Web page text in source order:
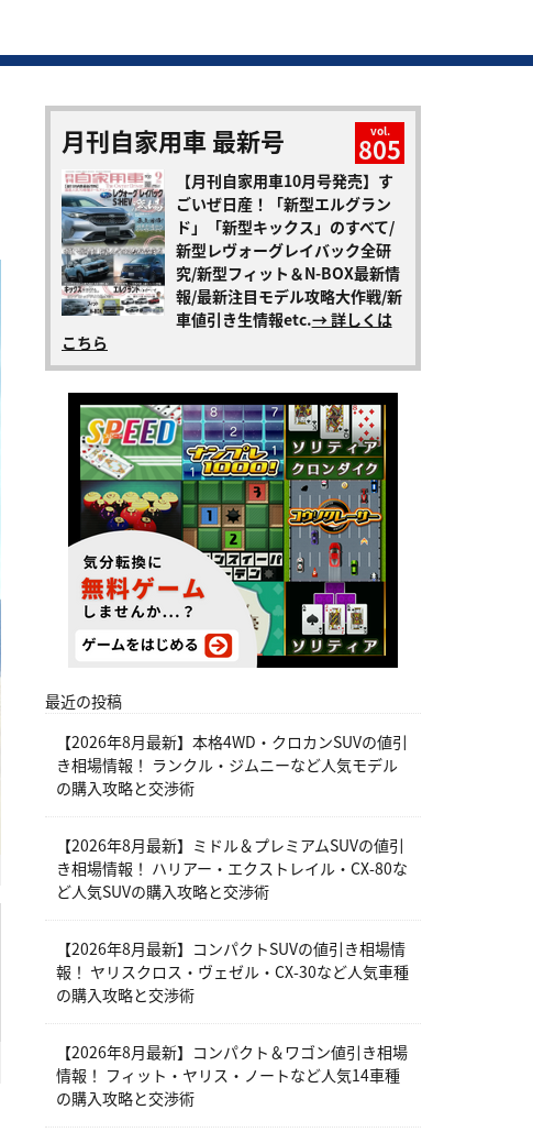
月刊自家用車 最新号 vol.
805
【月刊自家用車10月号発売】す
ごいぜ日産！「新型エルグラン
ド」「新型キックス」のすべて/
新型レヴォーグレイバック全研
究/新型フィット＆N-BOX最新情
報/最新注目モデル攻略大作戦/新
車値引き生情報etc.→ 詳しくは
こちら
最近の投稿
【2026年8月最新】本格4WD・クロカンSUVの値引
き相場情報！ ランクル・ジムニーなど人気モデル
の購入攻略と交渉術
【2026年8月最新】ミドル＆プレミアムSUVの値引
き相場情報！ ハリアー・エクストレイル・CX-80な
ど人気SUVの購入攻略と交渉術
【2026年8月最新】コンパクトSUVの値引き相場情
報！ ヤリスクロス・ヴェゼル・CX-30など人気車種
の購入攻略と交渉術
【2026年8月最新】コンパクト＆ワゴン値引き相場
情報！ フィット・ヤリス・ノートなど人気14車種
の購入攻略と交渉術